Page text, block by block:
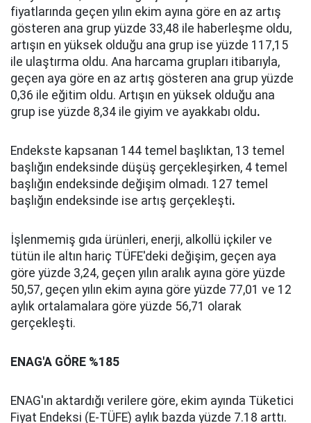
fiyatlarında geçen yılın ekim ayına göre en az artış
gösteren ana grup yüzde 33,48 ile haberleşme oldu,
artışın en yüksek olduğu ana grup ise yüzde 117,15
ile ulaştırma oldu. Ana harcama grupları itibarıyla,
geçen aya göre en az artış gösteren ana grup yüzde
0,36 ile eğitim oldu. Artışın en yüksek olduğu ana
grup ise yüzde 8,34 ile giyim ve ayakkabı oldu.
Endekste kapsanan 144 temel başlıktan, 13 temel
başlığın endeksinde düşüş gerçekleşirken, 4 temel
başlığın endeksinde değişim olmadı. 127 temel
başlığın endeksinde ise artış gerçekleşti.
İşlenmemiş gıda ürünleri, enerji, alkollü içkiler ve
tütün ile altın hariç TÜFE'deki değişim, geçen aya
göre yüzde 3,24, geçen yılın aralık ayına göre yüzde
50,57, geçen yılın ekim ayına göre yüzde 77,01 ve 12
aylık ortalamalara göre yüzde 56,71 olarak
gerçekleşti.
ENAG'A GÖRE %185
ENAG'ın aktardığı verilere göre, ekim ayında Tüketici
Fiyat Endeksi (E-TÜFE) aylık bazda yüzde 7.18 arttı.